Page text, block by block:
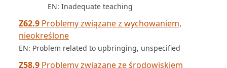
EN: Inadequate teaching
Z62.9 Problemy związane z wychowaniem,
nieokreślone
EN: Problem related to upbringing, unspecified
Z58.9 Problemy związane ze środowiskiem